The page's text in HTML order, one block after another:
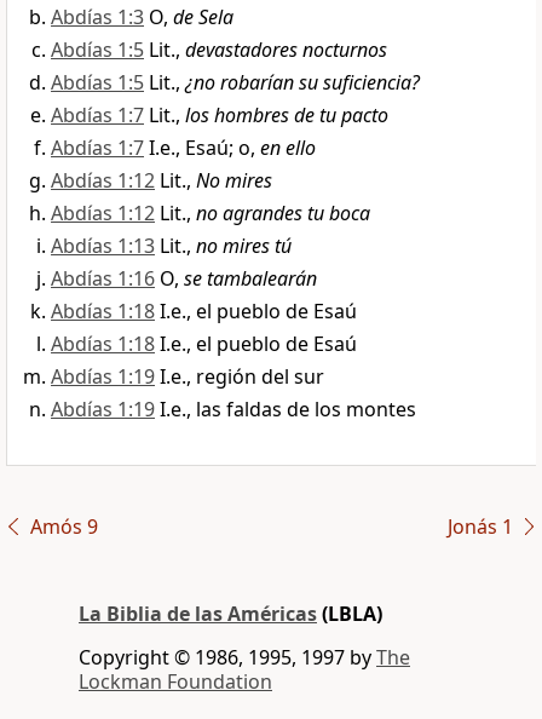
Abdías 1:3 O, de Sela
Abdías 1:5 Lit., devastadores nocturnos
Abdías 1:5 Lit.,¿no robarían su suficiencia?
Abdías 1:7 Lit., los hombres de tu pacto
Abdías 1:7I.e., Esaú; o, en ello
Abdías 1:12 Lit., No mires
Abdías 1:12 Lit., no agrandes tu boca
Abdías 1:13 Lit., no mires tú
Abdías 1:16 O, se tambalearán
Abdías 1:18I.e., el pueblo de Esaú
Abdías 1:18I.e., el pueblo de Esaú
Abdías 1:19I.e., región del sur
Abdías 1:19I.e., las faldas de los montes
Amós 9 Jonás 1
La Biblia de las Américas(LBLA)
Copyright © 1986, 1995, 1997 byThe
Lockman Foundation